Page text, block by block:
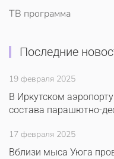
ТВ программа
Последние
19 февраля 2025
В Иркутском
состава парашютно-
17 февраля 2025
Вблизи мыса Уюга